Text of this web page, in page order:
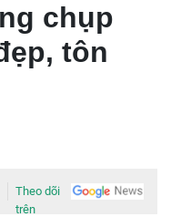
chụp
tôn
Theo dõi
trên